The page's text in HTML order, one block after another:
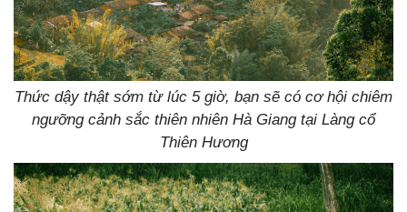
Thức dậy thật sớm từ lúc 5 giờ, bạn sẽ có cơ hội chiêm
ngưỡng cảnh sắc thiên nhiên Hà Giang tại Làng cổ
Thiên Hương